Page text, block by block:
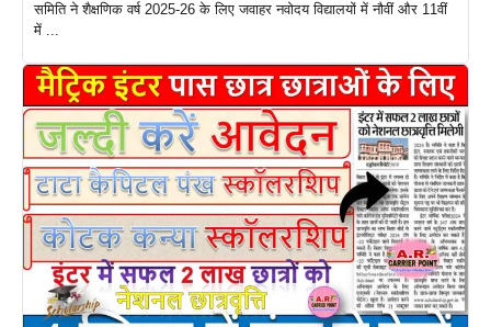
समिति ने शैक्षणिक वर्ष 2025-26 के लिए जवाहर नवोदय विद्यालयों में नौवीं और 11वीं
में ...